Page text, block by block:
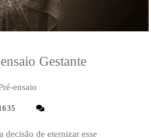
Gestante
ensaio
decisão de eternizar esse